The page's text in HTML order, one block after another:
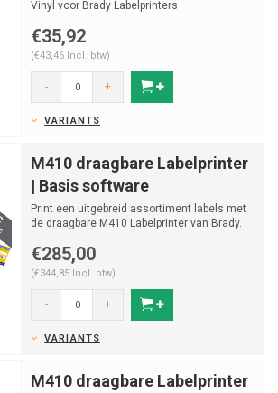
Vinyl voor Brady Labelprinters
€35,92
(€43,46 Incl. btw)
- +
VARIANTS
M410 draagbare Labelprinter
| Basis software
Print een uitgebreid assortiment labels met
de draagbare M410 Labelprinter van Brady.
€285,00
(€344,85 Incl. btw)
- +
VARIANTS
M410 draagbare Labelprinter